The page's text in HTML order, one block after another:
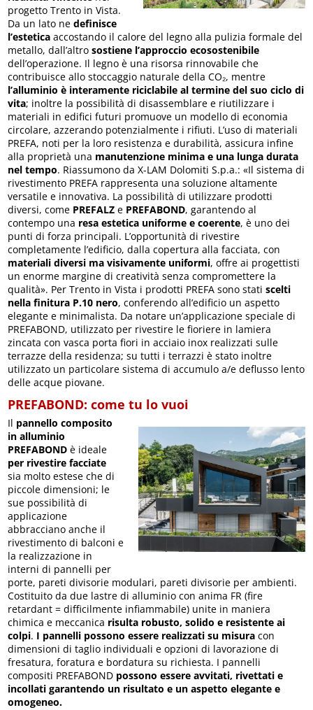
progetto Trento in Vista.
Da un lato nedefinisce
l’estetica accostando il calore del legno alla pulizia formale del
metallo, dall’altrosostiene l’approccio ecosostenibile
dell’operazione. Il legno è una risorsa rinnovabile che
contribuisce allo stoccaggio naturale della CO₂, mentre
l’alluminio è interamente riciclabile al termine del suo ciclo di
vita; inoltre la possibilità di disassemblare e riutilizzare i
materiali in edifici futuri promuove un modello di economia
circolare, azzerando potenzialmente i rifiuti. L’uso di materiali
PREFA, noti per la loro resistenza e durabilità, assicura infine
alla proprietà una manutenzione minima e una lunga durata
nel tempo. Riassumono da X-LAM Dolomiti S.p.a.: «Il sistema di
rivestimento PREFA rappresenta una soluzione altamente
versatile e innovativa. La possibilità di utilizzare prodotti
diversi, come PREFALZ e PREFABOND, garantendo al
contempo una resa estetica uniforme e coerente, è uno dei
punti di forza principali. L’opportunità di rivestire
completamente l’edificio, dalla copertura alla facciata, con
materiali diversi ma visivamente uniformi, offre ai progettisti
un enorme margine di creatività senza compromettere la
qualità». Per Trento in Vista i prodotti PREFA sono statiscelti
nella finitura P.10 nero, conferendo all’edificio un aspetto
elegante e minimalista. Da notare un’applicazione speciale di
PREFABOND, utilizzato per rivestire le fioriere in lamiera
zincata con vasca porta fiori in acciaio inox realizzati sulle
terrazze della residenza; su tutti i terrazzi è stato inoltre
utilizzato un particolare sistema di accumulo a/e deflusso lento
delle acque piovane.
PREFABOND: come tu lo vuoi
Il pannello composito
in alluminio
PREFABOND è ideale
per rivestire facciate
sia molto estese che di
piccole dimensioni; le
sue possibilità di
applicazione
abbracciano anche il
rivestimento di balconi e
la realizzazione in
interni di pannelli per
porte, pareti divisorie modulari, pareti divisorie per ambienti.
Costituito da due lastre di alluminio con anima FR (fire
retardant = difficilmente infiammabile) unite in maniera
chimica e meccanica risulta robusto, solido e resistente ai
colpi. I pannelli possono essere realizzati su misuracon
dimensioni di taglio individuali e opzioni di lavorazione di
fresatura, foratura e bordatura su richiesta. I pannelli
compositi PREFABOND possono essere avvitati, rivettati e
incollati garantendo un risultato e un aspetto elegante e
omogeneo.